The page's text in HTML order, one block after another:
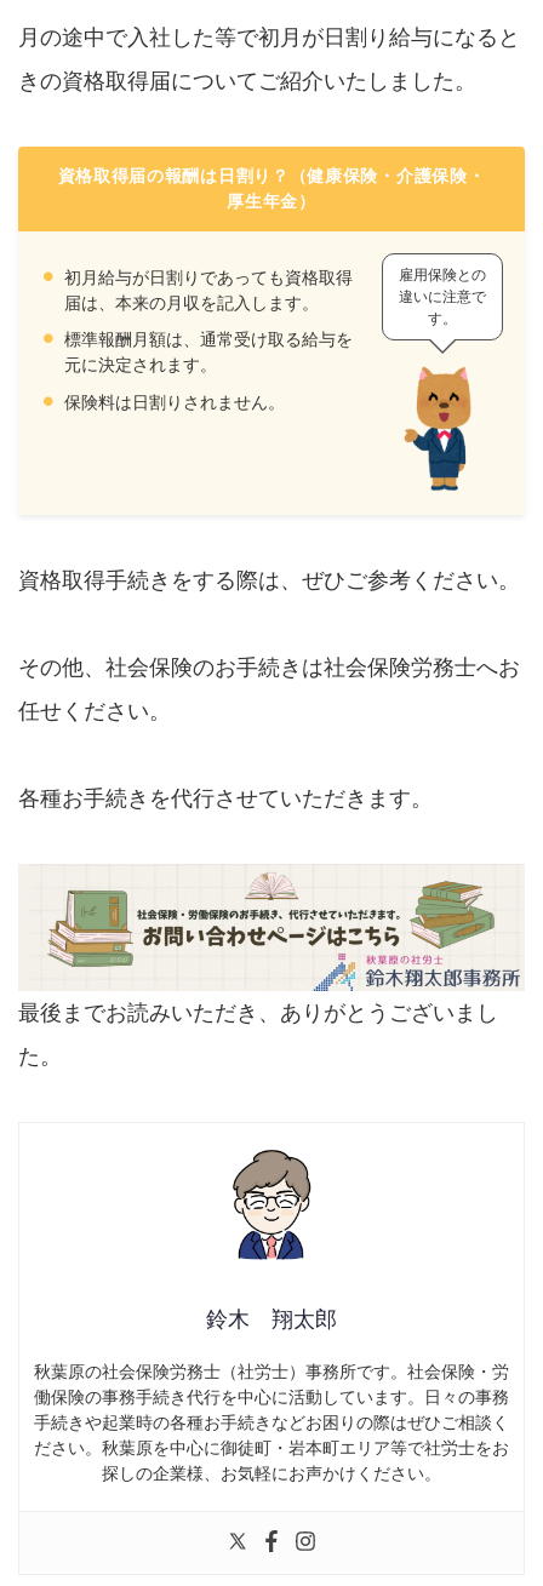
月の途中で入社した等で初月が日割り給与になると
きの資格取得届についてご紹介いたしました。
資格取得届の報酬は日割り？（健康保険・介護保険・
厚生年金）
初月給与が日割りであっても資格取得
届は、本来の月収を記入します。
標準報酬月額は、通常受け取る給与を
元に決定されます。
保険料は日割りされません。
雇用保険との
違いに注意で
す。
資格取得手続きをする際は、ぜひご参考ください。
その他、社会保険のお手続きは社会保険労務士へお
任せください。
各種お手続きを代行させていただきます。
最後までお読みいただき、ありがとうございまし
た。
鈴木 翔太郎
秋葉原の社会保険労務士（社労士）事務所です。社会保険・労
働保険の事務手続き代行を中心に活動しています。日々の事務
手続きや起業時の各種お手続きなどお困りの際はぜひご相談く
ださい。秋葉原を中心に御徒町・岩本町エリア等で社労士をお
探しの企業様、お気軽にお声かけください。